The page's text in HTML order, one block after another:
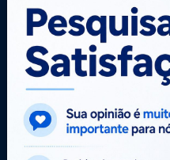
Glossário
Mapa do Site
Notícias
Perguntas Frequentes
Política de Cookies
Regimento Interno
Serviços Digitais